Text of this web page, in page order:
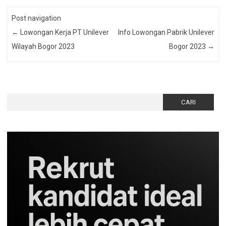
Post navigation
←
Lowongan Kerja PT Unilever
Wilayah Bogor 2023
Info Lowongan Pabrik Unilever
Bogor 2023 →